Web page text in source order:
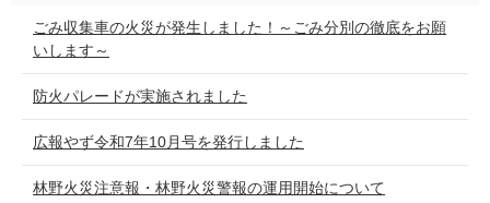
ごみ収集車の火災が発生しました！～ごみ分別の徹底をお願
いします～
防火パレードが実施されました
広報やず令和7年10月号を発行しました
林野火災注意報・林野火災警報の運用開始について